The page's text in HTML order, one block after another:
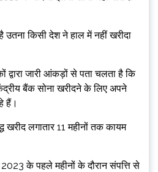
उतना किसी देश ने हाल में नहीं खरीदा
द्वारा जारी आंकड़ों से पता चलता है कि
बैंक सोना खरीदने के लिए अपने
हैं।
खरीद लगातार 11 महीनों तक कायम
के पहले महीनों के दौरान संपत्ति से